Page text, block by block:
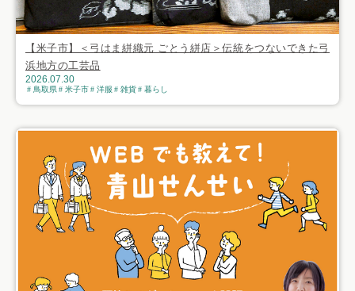
【米子市】＜弓はま絣織元 ごとう絣店＞伝統をつないできた弓
浜地方の工芸品
2026.07.30
鳥取県 米子市 洋服 雑貨 暮らし